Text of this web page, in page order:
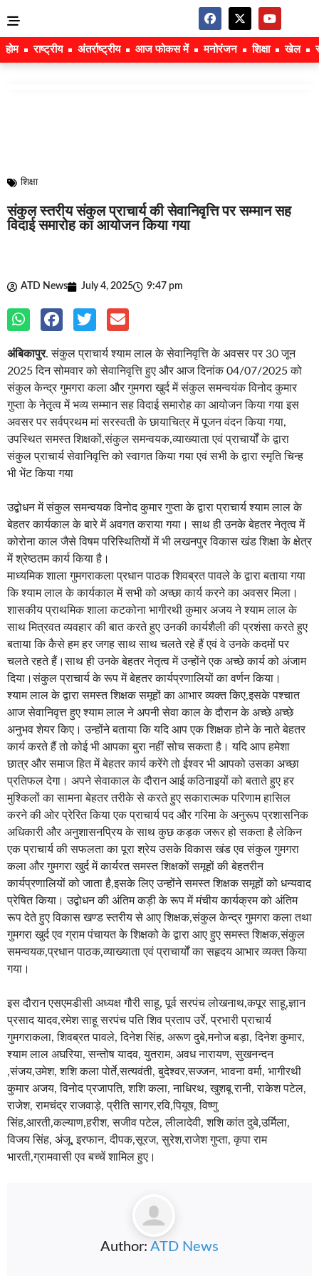
होम राष्ट्रीय अंतर्राष्ट्रीय आज फोकस में मनोरंजन शिक्षा खेल
शिक्षा
संकुल स्तरीय संकुल प्राचार्य की सेवानिवृत्ति पर सम्मान सह
विदाई समारोह का आयोजन किया गया
ATD News July 4, 2025 9:47 pm
अंबिकापुर. संकुल प्राचार्य श्याम लाल के सेवानिवृत्ति के अवसर पर 30 जून
2025 दिन सोमवार को सेवानिवृत्ति हुए और आज दिनांक 04/07/2025 को
संकुल केन्द्र गुमगरा कला और गुमगरा खुर्द में संकुल समन्वयंक विनोद कुमार
गुप्ता के नेतृत्व में भव्य सम्मान सह विदाई समारोह का आयोजन किया गया इस
अवसर पर सर्वप्रथम मां सरस्वती के छायाचित्र में पूजन वंदन किया गया,
उपस्थित समस्त शिक्षकों,संकुल समन्वयक,व्याख्याता एवं प्राचार्यों के द्वारा
संकुल प्राचार्य सेवानिवृत्ति को स्वागत किया गया एवं सभी के द्वारा स्मृति चिन्ह
भी भेंट किया गया
उद्बोधन में संकुल समन्वयक विनोद कुमार गुप्ता के द्वारा प्राचार्य श्याम लाल के
बेहतर कार्यकाल के बारे में अवगत कराया गया। साथ ही उनके बेहतर नेतृत्व में
कोरोना काल जैसे विषम परिस्थितियों में भी लखनपुर विकास खंड शिक्षा के क्षेत्र
में श्रेष्ठतम कार्य किया है।
माध्यमिक शाला गुमगराकला प्रधान पाठक शिवब्रत पावले के द्वारा बताया गया
कि श्याम लाल के कार्यकाल में सभी को अच्छा कार्य करने का अवसर मिला।
शासकीय प्राथमिक शाला कटकोना भागीरथी कुमार अजय ने श्याम लाल के
साथ मित्रवत व्यवहार की बात करते हुए उनकी कार्यशैली की प्रशंसा करते हुए
बताया कि कैसे हम हर जगह साथ साथ चलते रहे हैं एवं वे उनके कदमों पर
चलते रहते हैं।साथ ही उनके बेहतर नेतृत्व में उन्होंने एक अच्छे कार्य को अंजाम
दिया।संकुल प्राचार्य के रूप में बेहतर कार्यप्रणालियों का वर्णन किया।
श्याम लाल के द्वारा समस्त शिक्षक समूहों का आभार व्यक्त किए,इसके पश्चात
आज सेवानिवृत्त हुए श्याम लाल ने अपनी सेवा काल के दौरान के अच्छे अच्छे
अनुभव शेयर किए। उन्होंने बताया कि यदि आप एक शिक्षक होने के नाते बेहतर
कार्य करते हैं तो कोई भी आपका बुरा नहीं सोच सकता है। यदि आप हमेशा
छात्र और समाज हित में बेहतर कार्य करेंगे तो ईश्वर भी आपको उसका अच्छा
प्रतिफल देगा। अपने सेवाकाल के दौरान आई कठिनाइयों को बताते हुए हर
मुश्किलों का सामना बेहतर तरीके से करते हुए सकारात्मक परिणाम हासिल
करने की ओर प्रेरित किया एक प्राचार्य पद और गरिमा के अनुरूप प्रशासनिक
अधिकारी और अनुशासनप्रिय के साथ कुछ कड़क जरूर हो सकता है लेकिन
एक प्राचार्य की सफलता का पूरा श्रेय उसके विकास खंड एव संकुल गुमगरा
कला और गुमगरा खुर्द में कार्यरत समस्त शिक्षकों समूहों की बेहतरीन
कार्यप्रणालियों को जाता है,इसके लिए उन्होंने समस्त शिक्षक समूहों को धन्यवाद
प्रेषित किया। उद्बोधन की अंतिम कड़ी के रूप में मंचीय कार्यक्रम को अंतिम
रूप देते हुए विकास खण्ड स्तरीय से आए शिक्षक,संकुल केन्द्र गुमगरा कला तथा
गुमगरा खुर्द एव ग्राम पंचायत के शिक्षको के द्वारा आए हुए समस्त शिक्षक,संकुल
समन्वयक,प्रधान पाठक,व्याख्याता एवं प्राचार्यों का सहृदय आभार व्यक्त किया
गया।
इस दौरान एसएमडीसी अध्यक्ष गौरी साहू, पूर्व सरपंच लोखनाथ,कपूर साहू,ज्ञान
प्रसाद यादव,रमेश साहू सरपंच पति शिव प्रताप उर्रे, प्रभारी प्राचार्य
गुमगराकला, शिवब्रत पावले, दिनेश सिंह, अरूण दुबे,मनोज बड़ा, दिनेश कुमार,
श्याम लाल अघरिया, सन्तोष यादव, युतराम, अवध नारायण, सुखनन्दन
,संजय,उमेश, शशि कला पोर्ते,सत्यवंती, बुदेश्वर,सज्जन, भावना वर्मा, भागीरथी
कुमार अजय, विनोद प्रजापति, शशि कला, नाधिरथ, खुशबू रानी, राकेश पटेल,
राजेश, रामचंद्र राजवाड़े, प्रीति सागर,रवि,पियूष, विष्णु
सिंह,आरती,कल्याण,हरीश, सजीव पटेल, लीलादेवी, शशि कांत दुबे,उर्मिला,
विजय सिंह, अंजू, इरफान, दीपक,सूरज, सुरेश,राजेश गुप्ता, कृपा राम
भारती,ग्रामवासी एव बच्चें शामिल हुए।
Author: ATD News